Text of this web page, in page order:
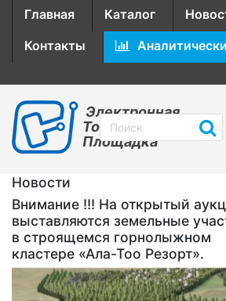
Главная Каталог
Контакты
Электронная
Торговая
Площадка
Новости
Внимание !!! На открытый
выставляются земельные
в строящемся горнолыжном
кластере «Ала-Тоо Резорт».